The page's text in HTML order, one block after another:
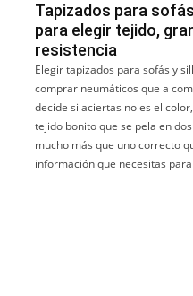
Tapizados para
para elegir tejido,
resistencia
Elegir tapizados para sofás y
comprar neumáticos que a
decide si aciertas no es el
tejido bonito que se pela en
mucho más que uno correcto
información que necesitas